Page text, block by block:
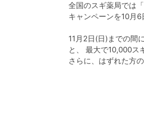
全国のスギ薬局では
キャンペーンを10月6
11月2日(日)までの間
と、 最大で10,000ス
さらに、はずれた方